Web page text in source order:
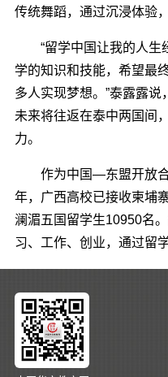
传统舞蹈，通过沉浸体验
“留学中国让我的人生
学的知识和技能，希望最
多人实现梦想。”泰露露说
未来将往返在泰中两国间
力。
作为中国—东盟开放合
年，广西高校已接收柬埔
澜湄五国留学生10950名
习、工作、创业，通过留